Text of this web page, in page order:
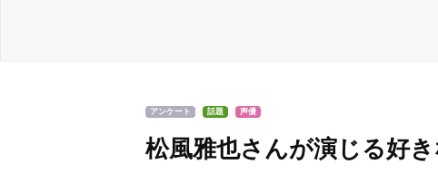
アンケート 話題 声優
松風雅也さんが演じる好